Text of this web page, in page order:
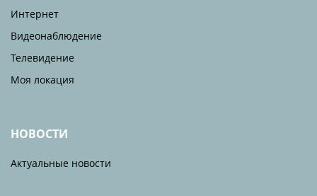
Интернет
Видеонаблюдение
Телевидение
Моя локация
НОВОСТИ
Актуальные новости